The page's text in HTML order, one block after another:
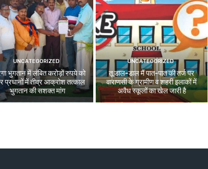
UNCATEGORIZED
भुगतान में लंबित करोड़ों रुपये को
प्रधानों में तीव्र आक्रोश तत्काल
भुगतान की सशक्त मांग
UNCATEGORIZED
तू डाल-डाल मैं पात-पात की तर्ज पर
वाराणसी के ग्रामीण व शहरी इलाकों में
अवैध स्कूलों का खेल जारी है